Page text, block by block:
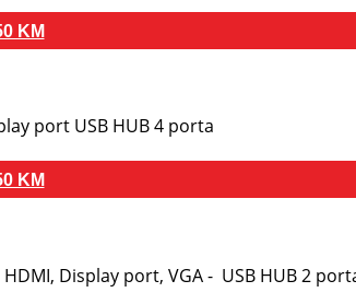
KM
port USB HUB 4 porta
KM
HDMI, Display port, VGA - USB HUB 2